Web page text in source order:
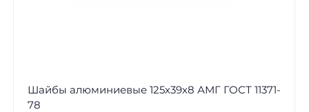
Шайбы алюминиевые 125х39х8 АМГ ГОСТ 11371-
78